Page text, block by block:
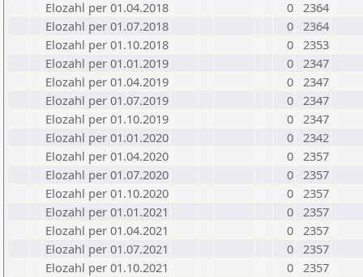
Elozahl per 01.04.2018
0 2364
Elozahl per 01.07.2018
0 2364
Elozahl per 01.10.2018
0 2353
Elozahl per 01.01.2019
0 2347
Elozahl per 01.04.2019
0 2347
Elozahl per 01.07.2019
0 2347
Elozahl per 01.10.2019
0 2347
Elozahl per 01.01.2020
0 2342
Elozahl per 01.04.2020
0 2357
Elozahl per 01.07.2020
0 2357
Elozahl per 01.10.2020
0 2357
Elozahl per 01.01.2021
0 2357
Elozahl per 01.04.2021
0 2357
Elozahl per 01.07.2021
0 2357
Elozahl per 01.10.2021
0 2357